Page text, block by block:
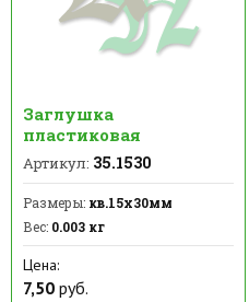
Заглушка
пластиковая
Артикул: 35.1530
Размеры: кв.15х30мм
Вес: 0.003 кг
Цена:
7,50 руб.